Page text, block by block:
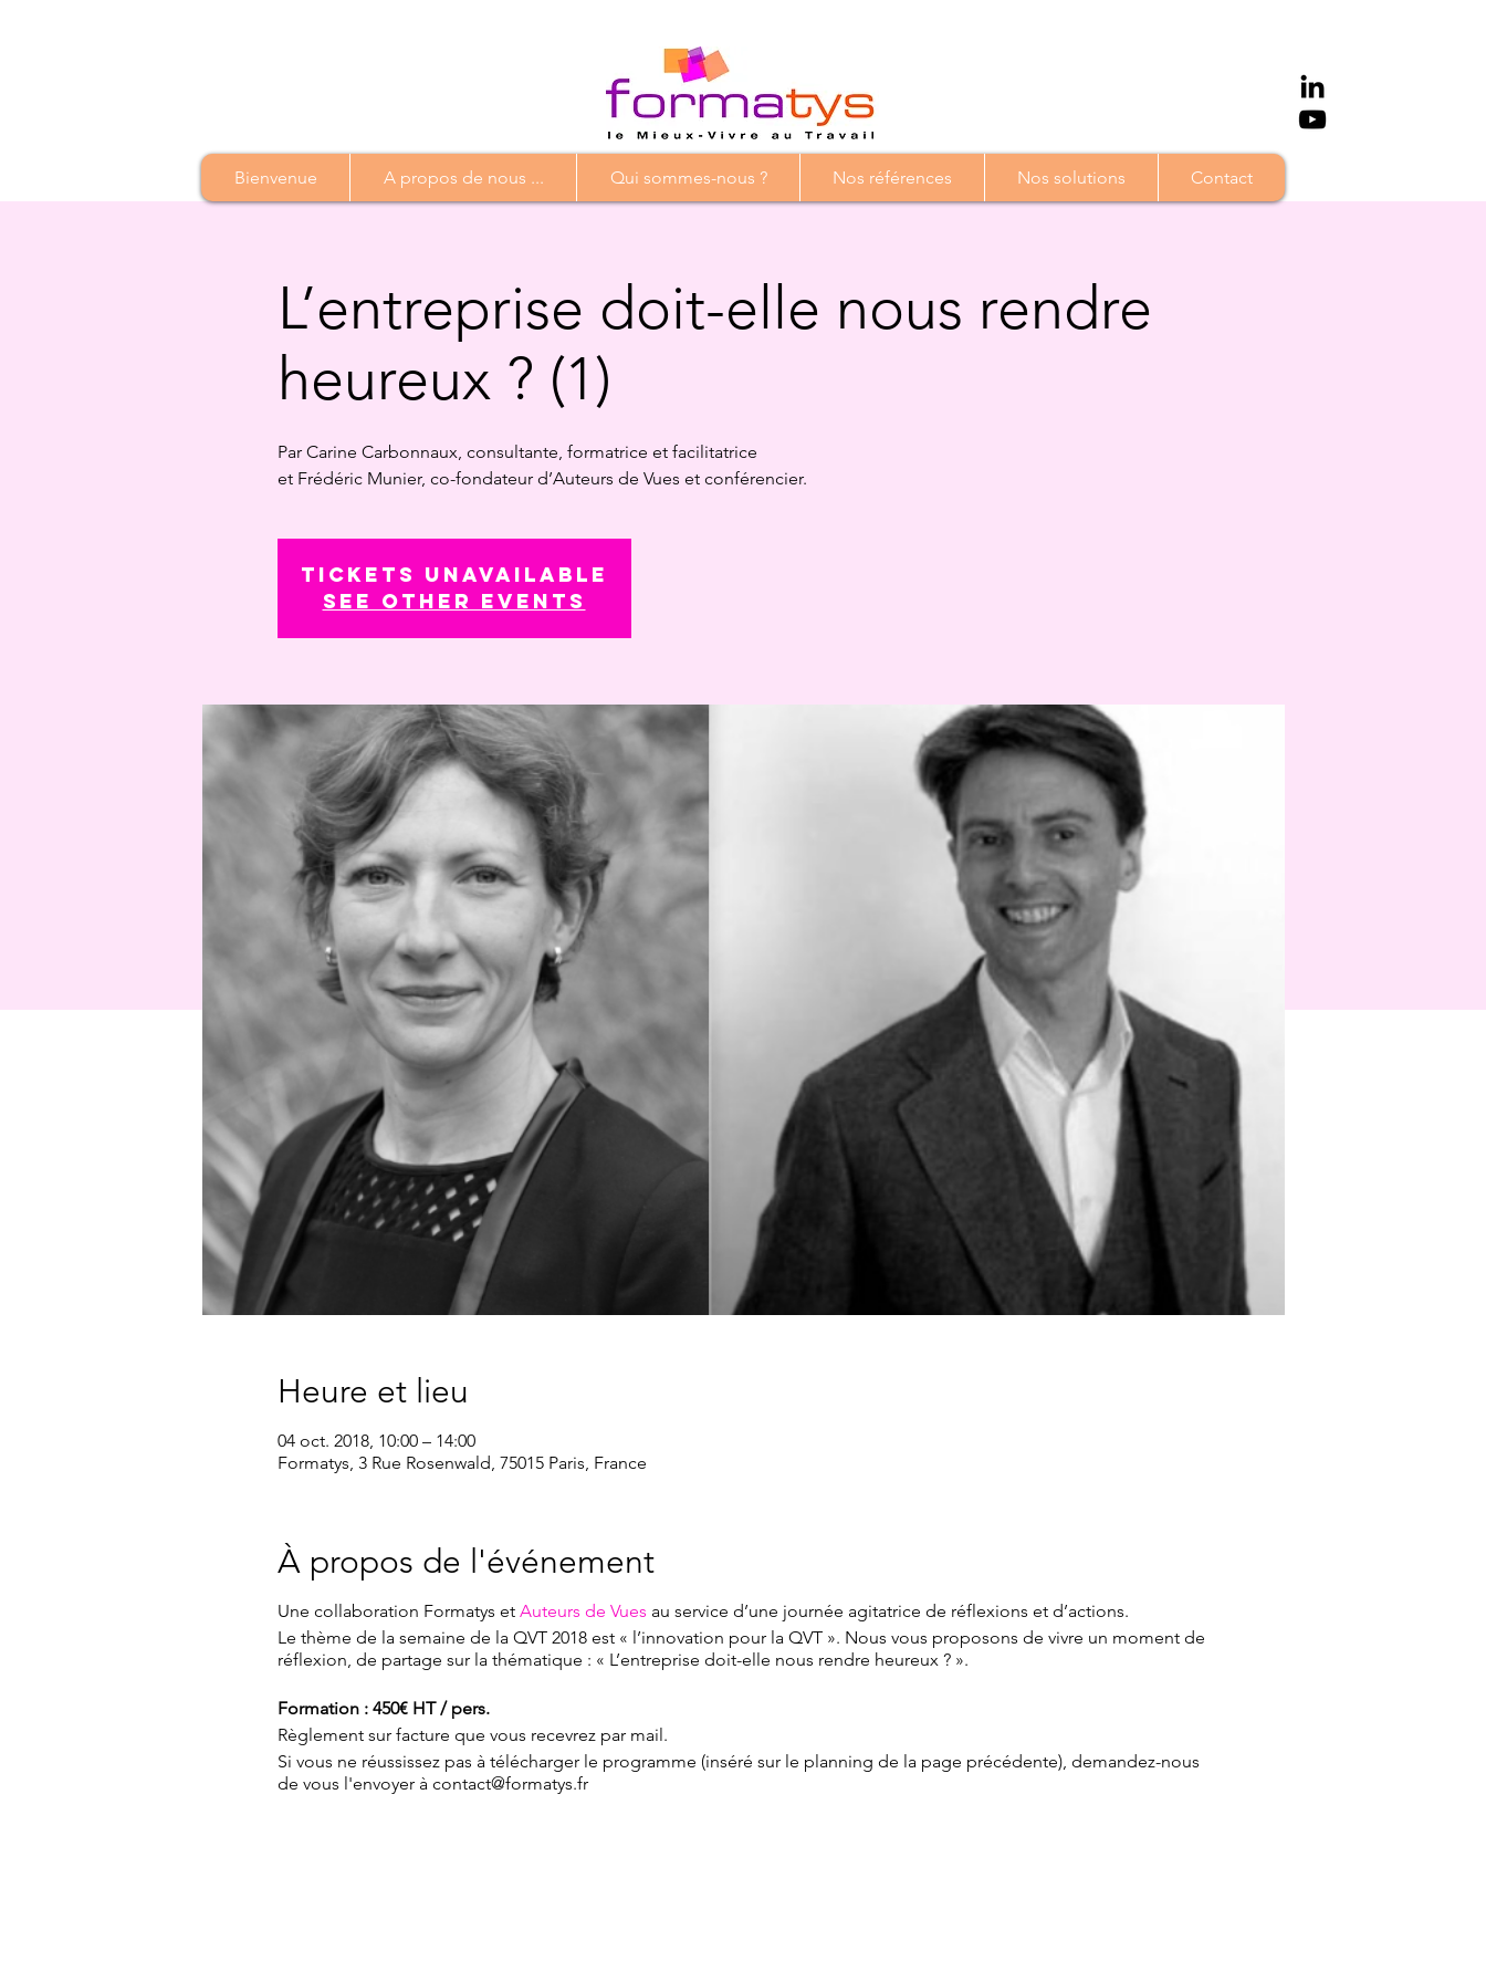
Bienvenue A propos de nous ... Qui sommes-nous ? Nos références Nos solutions Contact
L’entreprise doit-elle nous rendre
heureux ? (1)
Par Carine Carbonnaux, consultante, formatrice et facilitatrice
et Frédéric Munier, co-fondateur d’Auteurs de Vues et conférencier.
Tickets Unavailable
See other events
Heure et lieu
04 oct. 2018, 10:00 – 14:00
Formatys, 3 Rue Rosenwald, 75015 Paris, France
À propos de l'événement
Une collaboration Formatys et Auteurs de Vues au service d’une journée agitatrice de réflexions et d’actions.
Le thème de la semaine de la QVT 2018 est « l’innovation pour la QVT ». Nous vous proposons de vivre un moment de
réflexion, de partage sur la thématique : « L’entreprise doit-elle nous rendre heureux ? ».
Formation : 450€ HT / pers.
Règlement sur facture que vous recevrez par mail.
Si vous ne réussissez pas à télécharger le programme (inséré sur le planning de la page précédente), demandez-nous
de vous l'envoyer à contact@formatys.fr